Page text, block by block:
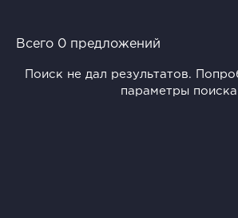
Всего 0 предложений
Поиск не дал результатов.
параметры поиска